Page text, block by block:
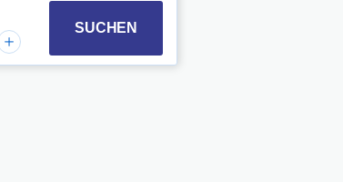
calendar and select a date. Press the
with the calendar and select a date.
SUCHEN